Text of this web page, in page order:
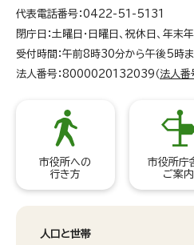
代表電話番号：0422-51-5131
閉庁日：土曜日・日曜日、祝休日、年
受付時間：午前8時30分から午後5時
法人番号：8000020132039（法人番
市役所への
行き方
市役所庁
ご案内
人口と世帯